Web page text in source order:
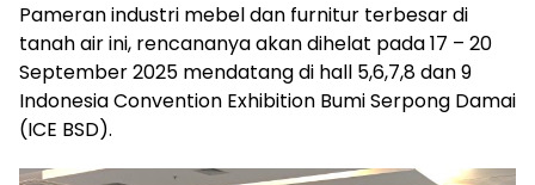
Pameran industri mebel dan furnitur terbesar di
tanah air ini, rencananya akan dihelat pada 17 – 20
September 2025 mendatang di hall 5,6,7,8 dan 9
Indonesia Convention Exhibition Bumi Serpong Damai
(ICE BSD).